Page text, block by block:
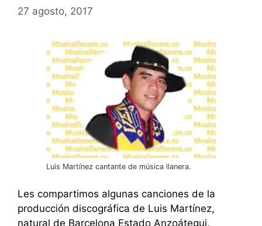
27 agosto, 2017
Luis Martínez cantante de música llanera.
Les compartimos algunas canciones de la
producción discográfica de Luis Martínez,
natural de Barcelona Estado Anzoátegui.